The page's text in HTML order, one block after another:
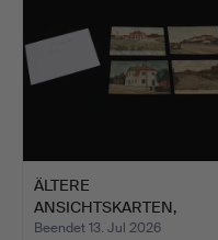
ÄLTERE
ANSICHTSKARTEN,
EISENBAHN 1-49.
Beendet 13. Jul 2026